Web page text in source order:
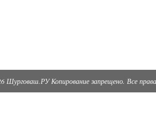
Шурговаш.РУ Копирование запрещено. Все